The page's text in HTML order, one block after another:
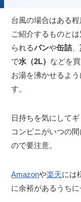
台風の場合はある
ご紹介するものと
られるパンや缶詰 、
で水（2L） などを
お湯を沸かせるよう
す。
日持ちを気にして
コンビニがいつの
ので要注意。
Amazonや楽天には
に余裕があるうち